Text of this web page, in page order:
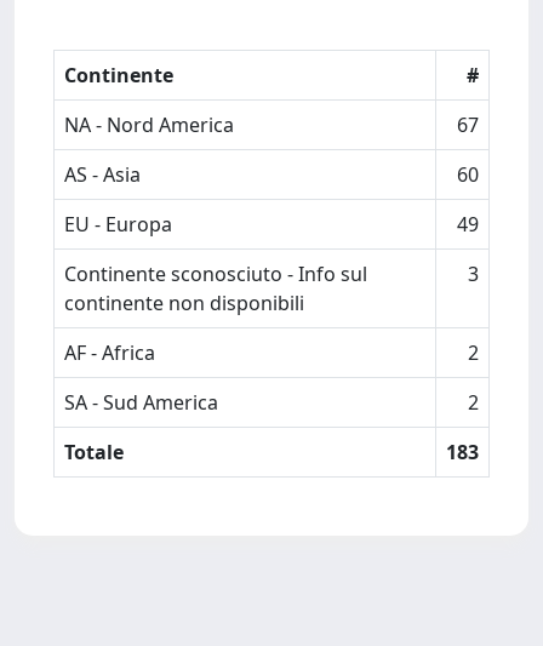
Continente
#
NA - Nord America
67
AS - Asia
60
EU - Europa
49
Continente sconosciuto - Info sul
continente non disponibili
3
AF - Africa
2
SA - Sud America
2
Totale
183